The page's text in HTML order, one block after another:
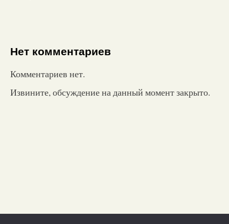
Нет комментариев
Комментариев нет.
Извините, обсуждение на данный момент закрыто.